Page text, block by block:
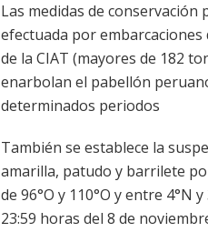
Las medidas de
efectuada por embarcaciones
de la CIAT (mayores de 182
enarbolan el pabellón
determinados periodos
También se establece la
amarilla, patudo y barrilete
de 96°O y 110°O y entre 4°N
23:59 horas del 8 de